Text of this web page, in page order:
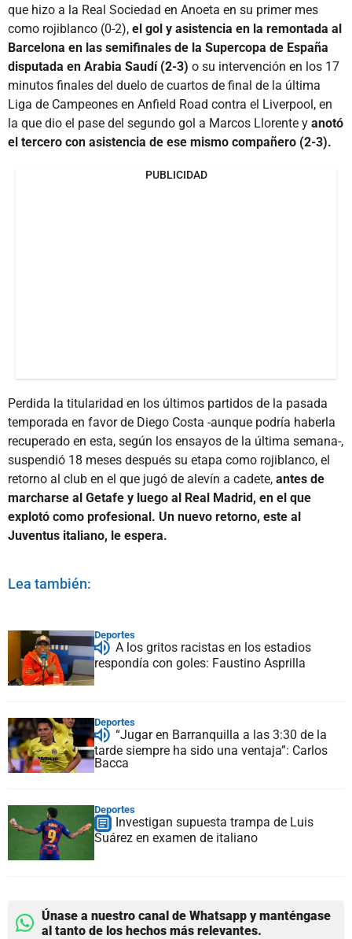
que hizo a la Real Sociedad en Anoeta en su primer mes
como rojiblanco (0-2), el gol y asistencia en la remontada al
Barcelona en las semifinales de la Supercopa de España
disputada en Arabia Saudí (2-3) o su intervención en los 17
minutos finales del duelo de cuartos de final de la última
Liga de Campeones en Anfield Road contra el Liverpool, en
la que dio el pase del segundo gol a Marcos Llorente y anotó
el tercero con asistencia de ese mismo compañero (2-3).
PUBLICIDAD
Perdida la titularidad en los últimos partidos de la pasada
temporada en favor de Diego Costa -aunque podría haberla
recuperado en esta, según los ensayos de la última semana-,
suspendió 18 meses después su etapa como rojiblanco, el
retorno al club en el que jugó de alevín a cadete, antes de
marcharse al Getafe y luego al Real Madrid, en el que
explotó como profesional. Un nuevo retorno, este al
Juventus italiano, le espera.
Lea también:
Deportes
A los gritos racistas en los estadios
respondía con goles: Faustino Asprilla
Deportes
“Jugar en Barranquilla a las 3:30 de la
tarde siempre ha sido una ventaja”: Carlos
Bacca
Deportes
Investigan supuesta trampa de Luis
Suárez en examen de italiano
Únase a nuestro canal de Whatsapp y manténgase
al tanto de los hechos más relevantes.